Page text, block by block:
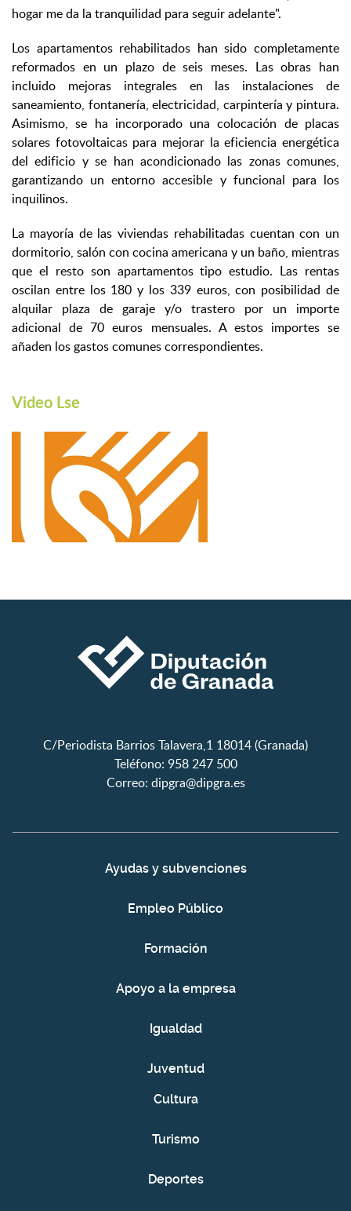
hogar me da la tranquilidad para seguir adelante".
Los apartamentos rehabilitados han sido completamente
reformados en un plazo de seis meses. Las obras han
incluido mejoras integrales en las instalaciones de
saneamiento, fontanería, electricidad, carpintería y pintura.
Asimismo, se ha incorporado una colocación de placas
solares fotovoltaicas para mejorar la eficiencia energética
del edificio y se han acondicionado las zonas comunes,
garantizando un entorno accesible y funcional para los
inquilinos.
La mayoría de las viviendas rehabilitadas cuentan con un
dormitorio, salón con cocina americana y un baño, mientras
que el resto son apartamentos tipo estudio. Las rentas
oscilan entre los 180 y los 339 euros, con posibilidad de
alquilar plaza de garaje y/o trastero por un importe
adicional de 70 euros mensuales. A estos importes se
añaden los gastos comunes correspondientes.
Video Lse
C/Periodista Barrios Talavera,1 18014 (Granada)
Teléfono: 958 247 500
Correo: dipgra@dipgra.es
Ayudas y subvenciones
Empleo Público
Formación
Apoyo a la empresa
Igualdad
Juventud
Cultura
Turismo
Deportes